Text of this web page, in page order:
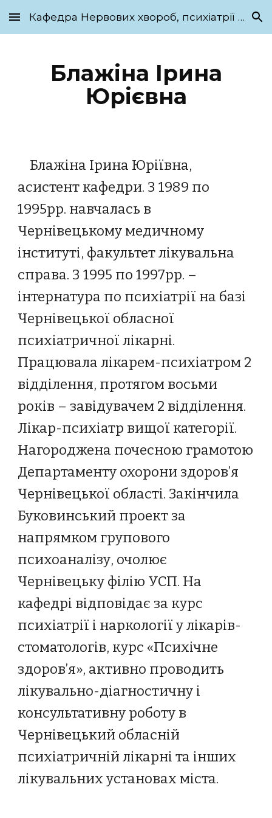
Skip to main content Skip to navigation
Кафедра Нервових хвороб, психіатрії та медичної психології ім. С.М. Савенка
Блажіна Ірина
Юрієвна
Блажіна Ірина Юріївна,
асистент кафедри. З 1989 по
1995рр. навчалась в
Чернівецькому медичному
інституті, факультет лікувальна
справа. З 1995 по 1997рр. –
інтернатура по психіатрії на базі
Чернівецької обласної
психіатричної лікарні.
Працювала лікарем-психіатром 2
відділення, протягом восьми
років – завідувачем 2 відділення.
Лікар-психіатр вищої категорії.
Нагороджена почесною грамотою
Департаменту охорони здоров’я
Чернівецької області. Закінчила
Буковинський проект за
напрямком групового
психоаналізу, очолює
Чернівецьку філію УСП. На
кафедрі відповідає за курс
психіатрії і наркології у лікарів-
стоматологів, курс «Психічне
здоров’я», активно проводить
лікувально-діагностичну і
консультативну роботу в
Чернівецький обласній
психіатричній лікарні та інших
лікувальних установах міста.